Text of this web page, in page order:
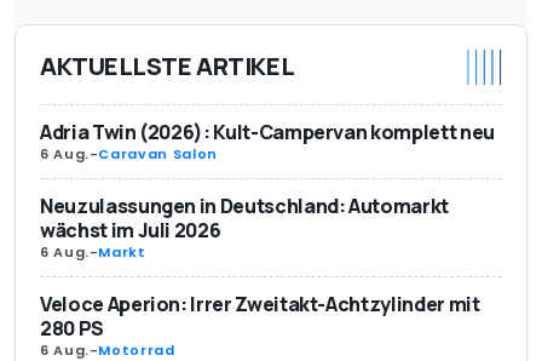
AKTUELLSTE ARTIKEL
Adria Twin (2026): Kult-Campervan komplett neu
6 Aug.-Caravan Salon
Neuzulassungen in Deutschland: Automarkt
wächst im Juli 2026
6 Aug.-Markt
Veloce Aperion: Irrer Zweitakt-Achtzylinder mit
280 PS
6 Aug.-Motorrad